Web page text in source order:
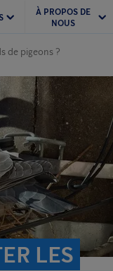
À PROPOS DE
NOUS
de pigeons ?
LES